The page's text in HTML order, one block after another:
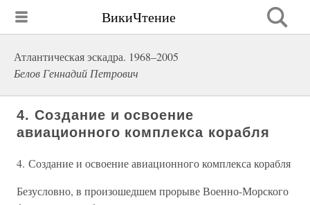
ВикиЧтение
Атлантическая эскадра. 1968–2005
Белов Геннадий Петрович
4. Создание и освоение
авиационного комплекса корабля
4. Создание и освоение авиационного комплекса корабля
Безусловно, в произошедшем прорыве Военно-Морского